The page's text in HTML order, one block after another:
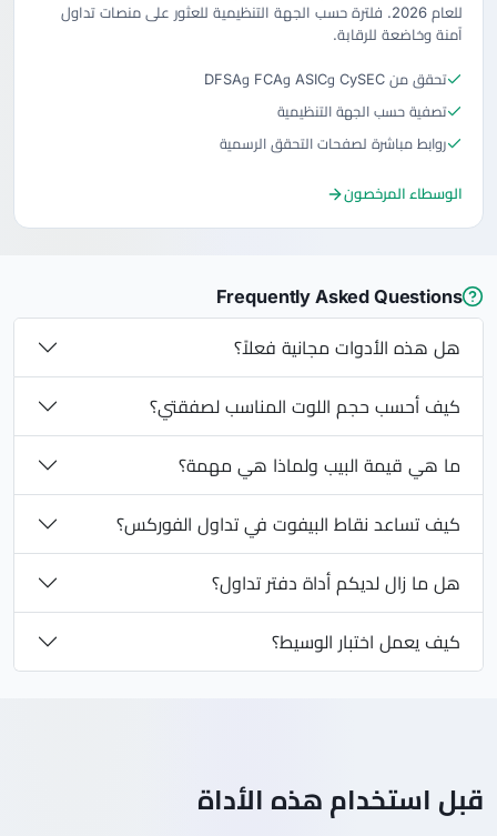
للعام 2026. فلترة حسب الجهة التنظيمية للعثور على منصات تداول
آمنة وخاضعة للرقابة.
تحقق من CySEC وASIC وFCA وDFSA
تصفية حسب الجهة التنظيمية
روابط مباشرة لصفحات التحقق الرسمية
الوسطاء المرخصون
Frequently Asked Questions
هل هذه الأدوات مجانية فعلاً؟
كيف أحسب حجم اللوت المناسب لصفقتي؟
ما هي قيمة البيب ولماذا هي مهمة؟
كيف تساعد نقاط البيفوت في تداول الفوركس؟
هل ما زال لديكم أداة دفتر تداول؟
كيف يعمل اختبار الوسيط؟
قبل استخدام هذه الأداة